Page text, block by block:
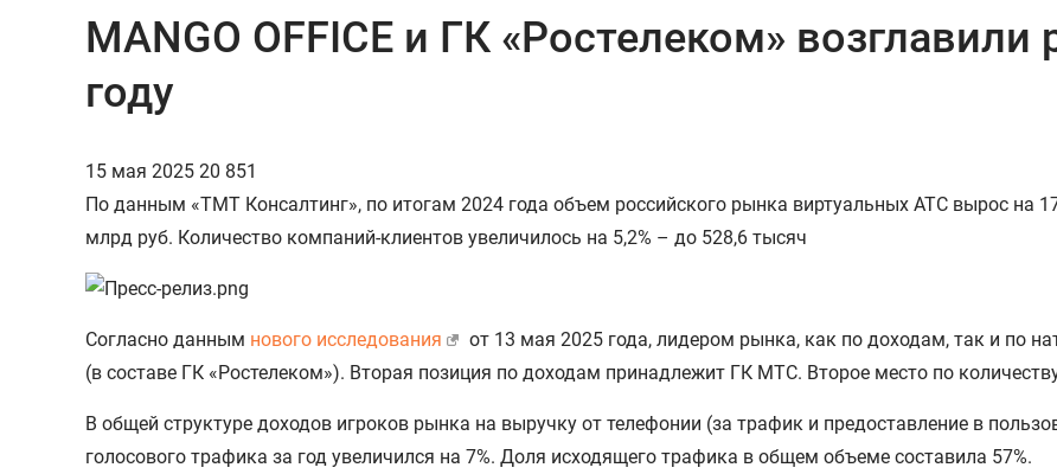
MANGO OFFICE и ГК «Ростелеком»
году
15 мая 2025 20 851
По данным «ТМТ Консалтинг», по итогам 2024 года объем российского рынка виртуальных АТС вырос на
млрд руб. Количество компаний-клиентов увеличилось на 5,2% – до 528,6 тысяч
Согласно данным нового исследования
от 13 мая 2025 года, лидером рынка, как по доходам, так и по
(в составе ГК «Ростелеком»). Вторая позиция по доходам принадлежит ГК МТС. Второе место по
В общей структуре доходов игроков рынка на выручку от телефонии (за трафик и предоставление в
голосового трафика за год увеличился на 7%. Доля исходящего трафика в общем объеме составила 57%.